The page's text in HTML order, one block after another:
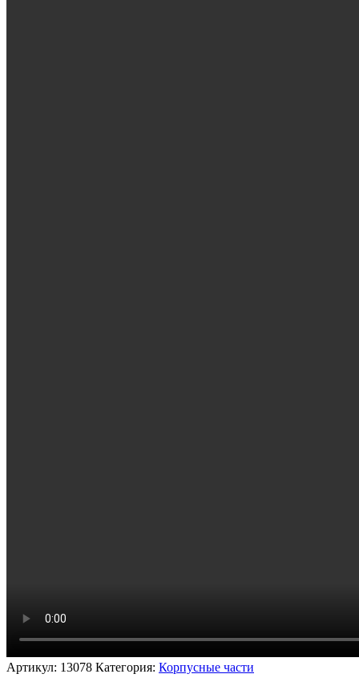
Артикул: 13078 Категория: Корпусные части